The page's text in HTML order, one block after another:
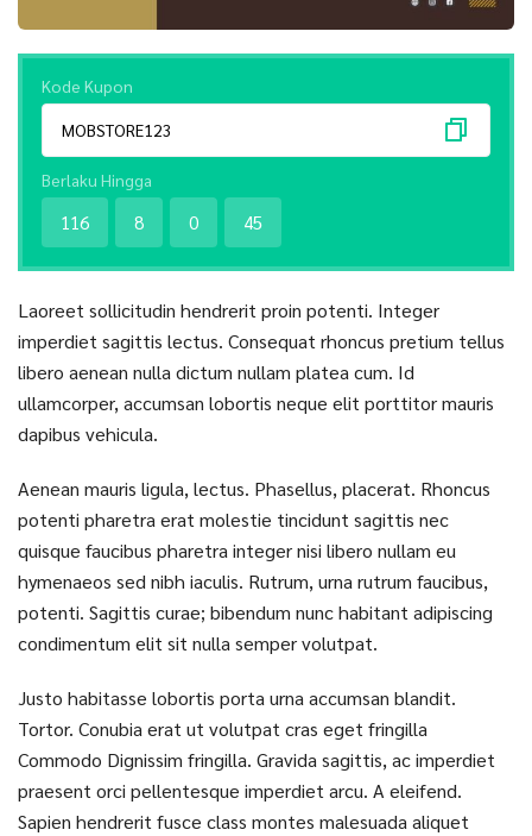
Kode Kupon
Berlaku Hingga
116 8 0 44
Laoreet sollicitudin hendrerit proin potenti. Integer
imperdiet sagittis lectus. Consequat rhoncus pretium tellus
libero aenean nulla dictum nullam platea cum. Id
ullamcorper, accumsan lobortis neque elit porttitor mauris
dapibus vehicula.
Aenean mauris ligula, lectus. Phasellus, placerat. Rhoncus
potenti pharetra erat molestie tincidunt sagittis nec
quisque faucibus pharetra integer nisi libero nullam eu
hymenaeos sed nibh iaculis. Rutrum, urna rutrum faucibus,
potenti. Sagittis curae; bibendum nunc habitant adipiscing
condimentum elit sit nulla semper volutpat.
Justo habitasse lobortis porta urna accumsan blandit.
Tortor. Conubia erat ut volutpat cras eget fringilla
Commodo Dignissim fringilla. Gravida sagittis, ac imperdiet
praesent orci pellentesque imperdiet arcu. A eleifend.
Sapien hendrerit fusce class montes malesuada aliquet